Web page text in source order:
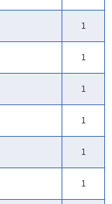
1
1
1
1
1
1